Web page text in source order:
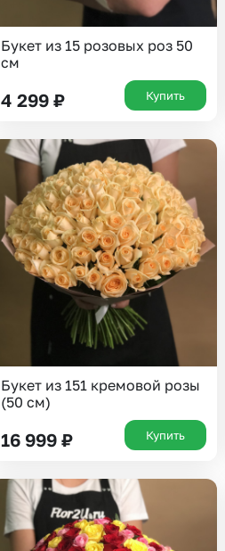
Букет из 15 розовых роз 50
см
4 299 ₽ Купить
Букет из 151 кремовой розы
(50 см)
16 999 ₽ Купить